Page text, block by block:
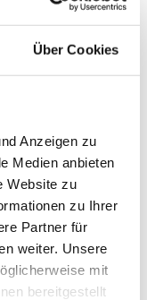
Über Cookies
Anzeigen zu
Medien anbieten
Website zu
zu Ihrer
Partner für
weiter. Unsere
mit
bereitgestellt